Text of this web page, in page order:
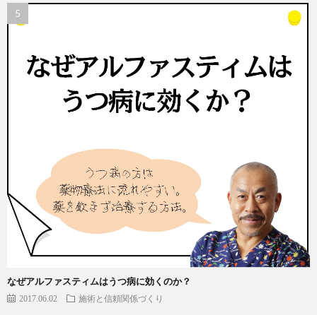
なぜアルファスティムはうつ病に効くのか？
2017.06.02 施術と信頼関係づくり